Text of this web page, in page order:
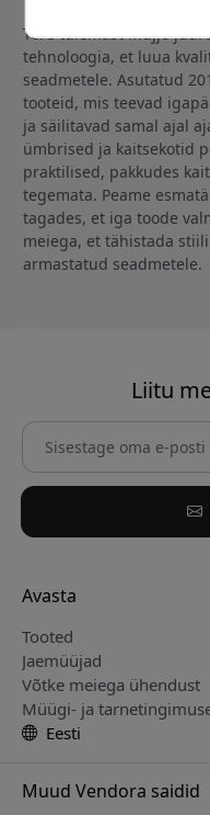
Tere tulemast Mujjo
tehnoloogia, et luua
seadmetele. Asutatud
tooteid, mis teevad
ja säilitavad samal ajal
ümbrised ja kaitsekotid
praktilised, pakkudes
tegemata. Peame
tagades, et iga toode
meiega, et tähistada
armastatud seadmetele.
Liitu
Avasta
Tooted
Jaemüüjad
Võtke meiega ühendust
Müügi- ja
Eesti
Muud Vendora saidid